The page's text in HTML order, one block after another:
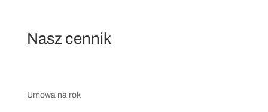
Nasz cennik
Umowa na rok